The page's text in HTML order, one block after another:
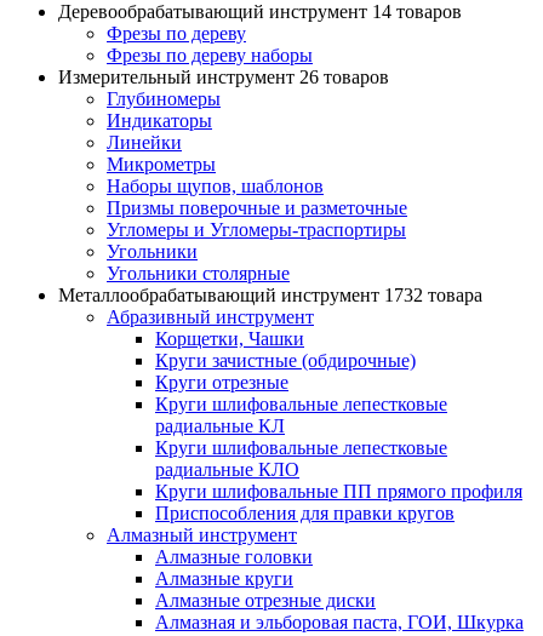
Деревообрабатывающий инструмент 14 товаров
Фрезы по дереву
Фрезы по дереву наборы
Измерительный инструмент 26 товаров
Глубиномеры
Индикаторы
Линейки
Микрометры
Наборы щупов, шаблонов
Призмы поверочные и разметочные
Угломеры и Угломеры-траспортиры
Угольники
Угольники столярные
Металлообрабатывающий инструмент 1732 товара
Абразивный инструмент
Корщетки, Чашки
Круги зачистные (обдирочные)
Круги отрезные
Круги шлифовальные лепестковые
радиальные КЛ
Круги шлифовальные лепестковые
радиальные КЛО
Круги шлифовальные ПП прямого профиля
Приспособления для правки кругов
Алмазный инструмент
Алмазные головки
Алмазные круги
Алмазные отрезные диски
Алмазная и эльборовая паста, ГОИ, Шкурка